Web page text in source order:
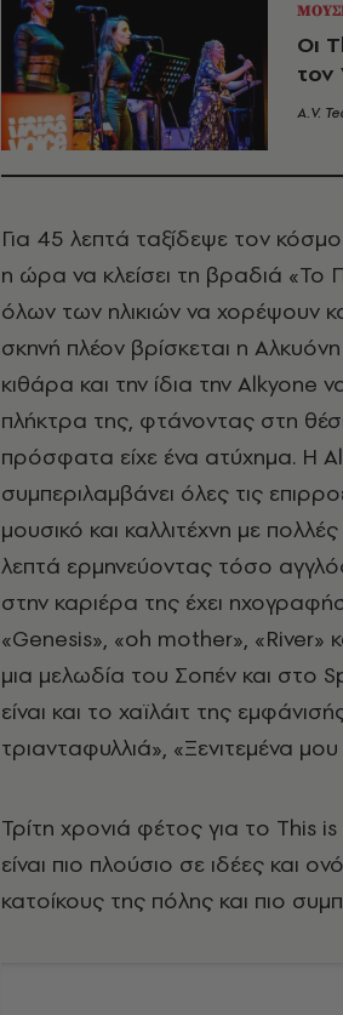
Oι
τον
A.V.
Για 45 λεπτά ταξίδεψε τον
η ώρα να κλείσει τη βραδιά
όλων των ηλικιών να χορέψουν
σκηνή πλέον βρίσκεται η
κιθάρα και την ίδια την
πλήκτρα της, φτάνοντας στη
πρόσφατα είχε ένα ατύχημα. Η
συμπεριλαμβάνει όλες τις
μουσικό και καλλιτέχνη με
λεπτά ερμηνεύοντας τόσο
στην καριέρα της έχει
«Genesis», «oh mother», «River»
μια μελωδία του Σοπέν και στο
είναι και το χαϊλάιτ της
τριανταφυλλιά», «Ξενιτεμένα
Τρίτη χρονιά φέτος για το This
είναι πιο πλούσιο σε ιδέες και
κατοίκους της πόλης και πιο